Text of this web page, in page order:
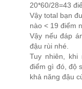
20*60/28=43
Vậy total bạn
nào < 19 điểm
Vậy nếu đáp
đậu rùi nhé.
Tuy nhiên, khi
điểm gì đó, độ
khả năng đậu